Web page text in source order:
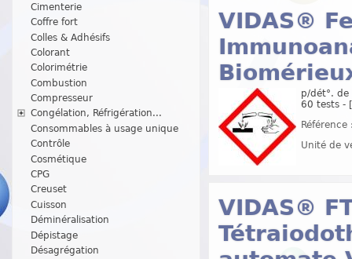
Cimenterie
Coffre fort
Colles & Adhésifs
Colorant
Colorimétrie
Combustion
Compresseur
Congélation, Réfrigération...
Consommables à usage unique
Contrôle
Cosmétique
CPG
Creuset
Cuisson
Déminéralisation
Dépistage
Désagrégation
VIDAS®
p/dét°.
60 tests -
Unité de
VIDAS®